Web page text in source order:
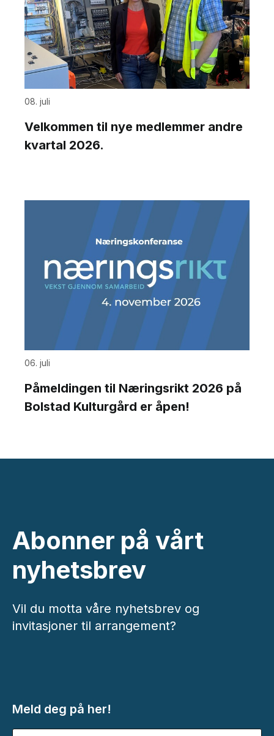
08. juli
Velkommen til nye medlemmer andre
kvartal 2026.
06. juli
Påmeldingen til Næringsrikt 2026 på
Bolstad Kulturgård er åpen!
Abonner på vårt
nyhetsbrev
Vil du motta våre nyhetsbrev og
invitasjoner til arrangement?
Meld deg på her!